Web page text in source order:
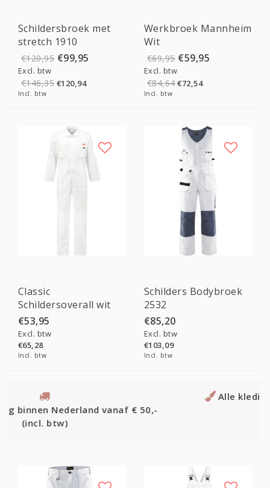
Schildersbroek met
stretch 1910
€120,95 €99,95
Excl. btw
€146,35 €120,94
Incl. btw
Werkbroek Mannheim
Wit
€69,95 €59,95
Excl. btw
€84,64€72,54
Incl. btw
Classic
Schildersoverall wit
€53,95
Excl. btw
€65,28
Incl. btw
Schilders Bodybroek
2532
€85,20
Excl. btw
€103,09
Incl. btw
Alle kleding die een vakman nodig heeft!